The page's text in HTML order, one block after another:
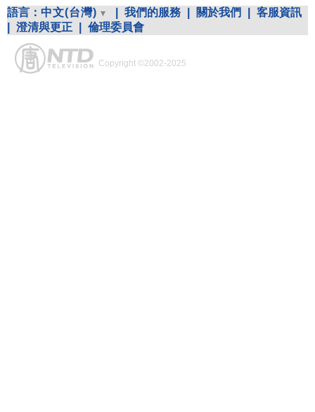
語言： 中文(台灣) 我們的服務 關於我們
客服資訊
澄清與更正 倫理委員會
Copyright ©2002-2025